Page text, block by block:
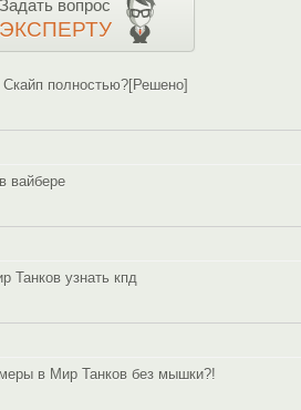
Задать вопрос
ЭКСПЕРТУ
Скайп полностью?[Решено]
вайбере
Танков узнать кпд
в Мир Танков без мышки?!